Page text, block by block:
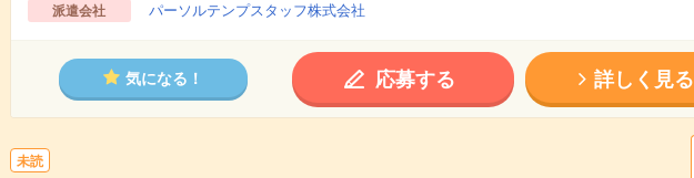
派遣会社 パーソルテンプスタッフ株式会社
気になる！ 応募する 詳しく見る
未読